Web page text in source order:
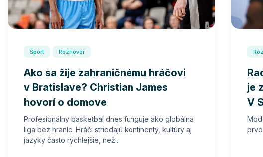
Šport Rozhovor
Ako sa žije zahraničnému hráčovi
v Bratislave? Christian James
hovorí o domove
Profesionálny basketbal dnes funguje ako globálna
liga bez hraníc. Hráči striedajú kontinenty, kultúry aj
jazyky často rýchlejšie, než...
je
V